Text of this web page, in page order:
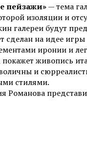
пейзажи»— тема
изоляции и
галереи будут
сделан на идее
иронии и
покажет живопись
и
стилями.
Романова